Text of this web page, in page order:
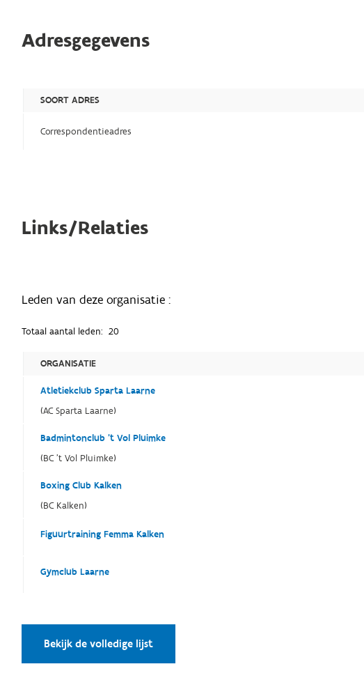
Adresgegevens
SOORT ADRES
Correspondentieadres
Links/Relaties
Leden van deze organisatie :
Totaal aantal leden: 20
ORGANISATIE
Atletiekclub Sparta Laarne
(AC Sparta Laarne)
Badmintonclub 't Vol Pluimke
(BC 't Vol Pluimke)
Boxing Club Kalken
(BC Kalken)
Figuurtraining Femma Kalken
Gymclub Laarne
Bekijk de volledige lijst